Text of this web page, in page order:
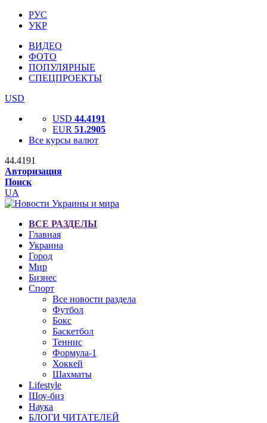
РУС
УКР
ВИДЕО
ФОТО
ПОПУЛЯРНЫЕ
СПЕЦПРОЕКТЫ
USD
USD 44.4191
EUR 51.2905
Все курсы валют
44.4191
Авторизация
Поиск
UA
ВСЕ РАЗДЕЛЫ
Главная
Украина
Город
Мир
Бизнес
Спорт
Все новости раздела
Футбол
Бокс
Баскетбол
Теннис
Формула-1
Хоккей
Шахматы
Lifestyle
Шоу-биз
Наука
БЛОГИ ЧИТАТЕЛЕЙ